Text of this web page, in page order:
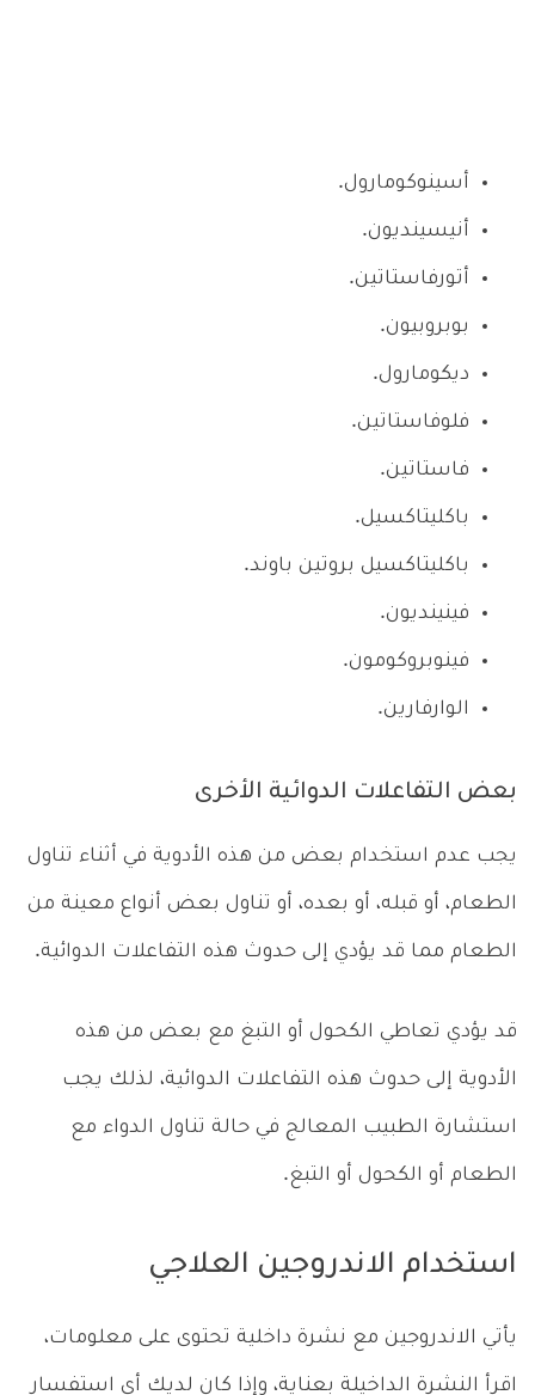
أسينوكومارول.
أنيسينديون.
أتورفاستاتين.
بوبروبيون.
ديكومارول.
فلوفاستاتين.
فاستاتين.
باكليتاكسيل.
باكليتاكسيل بروتين باوند.
فينينديون.
فينوبروكومون.
الوارفارين.
بعض التفاعلات الدوائية الأخرى
يجب عدم استخدام بعض من هذه الأدوية في أثناء تناول
الطعام، أو قبله، أو بعده، أو تناول بعض أنواع معينة من
الطعام مما قد يؤدي إلى حدوث هذه التفاعلات الدوائية.
قد يؤدي تعاطي الكحول أو التبغ مع بعض من هذه
الأدوية إلى حدوث هذه التفاعلات الدوائية، لذلك يجب
استشارة الطبيب المعالج في حالة تناول الدواء مع
الطعام أو الكحول أو التبغ.
استخدام الاندروجين العلاجي
يأتي الاندروجين مع نشرة داخلية تحتوى على معلومات،
اقرأ النشرة الداخيلة بعناية، وإذا كان لديك أي استفسار